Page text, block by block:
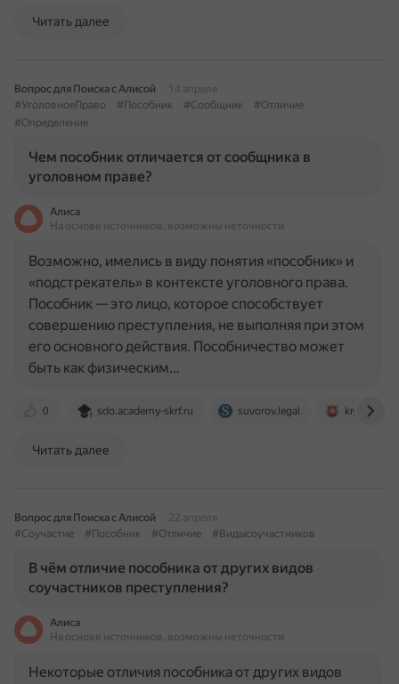
Читать далее
Вопрос для Поиска с Алисой
14 апреля
#УголовноеПраво
#Пособник #Сообщник
#Отличие
#Определение
Чем пособник отличается от сообщника в
уголовном праве?
Алиса
На основе источников, возможны неточности
0 sdo.academy-skrf.ru suvorov.legal
Возможно, имелись в виду понятия «пособник» и
«подстрекатель» в контексте уголовного права.
Пособник — это лицо, которое способствует
совершению преступления, не выполняя при этом
его основного действия. Пособничество может
быть как физическим…
Читать далее
Вопрос для Поиска с Алисой
22 апреля
#Соучастие
#Пособник #Отличие #Видысоучастников
В чём отличие пособника от других видов
соучастников преступления?
Алиса
На основе источников, возможны неточности
Некоторые отличия пособника от других видов